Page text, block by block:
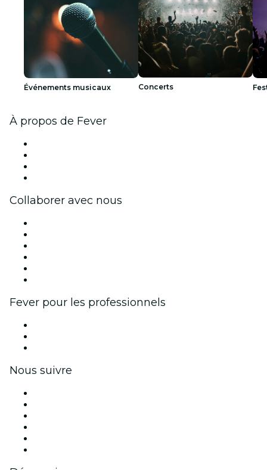
Événements musicaux Concerts
À propos de Fever
Collaborer avec nous
Fever pour les professionnels
Nous suivre